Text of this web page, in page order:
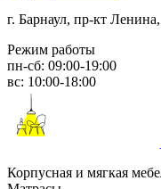
г. Барнаул, пр-кт
Режим работы
пн-сб: 09:00-19:00
вс: 10:00-18:00
Корпусная и мягкая